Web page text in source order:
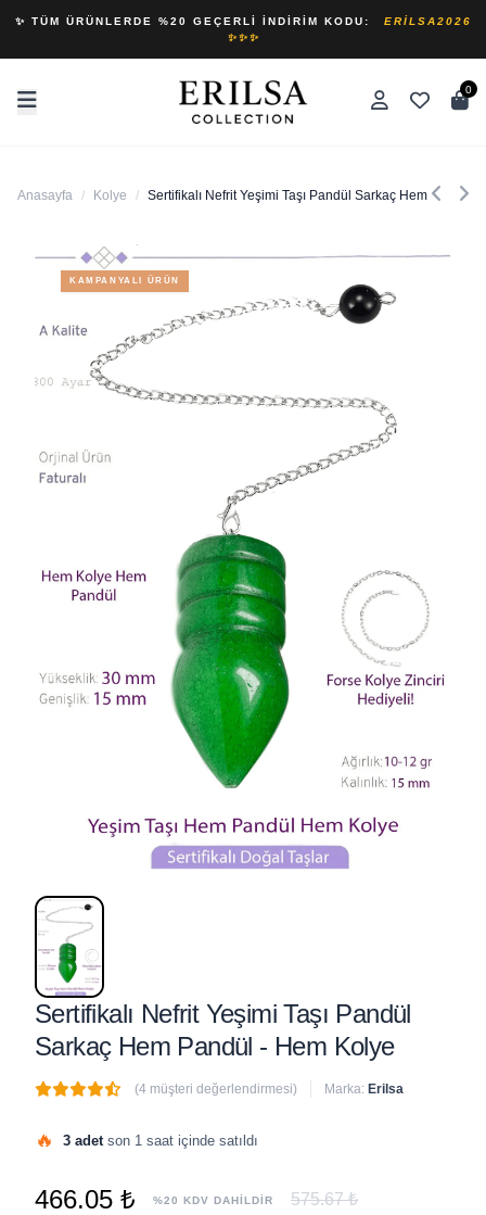
✨ TÜM ÜRÜNLERDE %20 GEÇERLI İNDIRIM KODU:
ERILSA2026
✨✨✨
0
Anasayfa / Kolye / Sertifikalı Nefrit Yeşimi Taşı Pandül Sarkaç Hem Pandül -
KAMPANYALI ÜRÜN
Sertifikalı Nefrit Yeşimi Taşı Pandül
Sarkaç Hem Pandül - Hem Kolye
(4 müşteri değerlendirmesi) Marka: Erilsa
🔥 3 adet son 1 saat içinde satıldı
466.05 ₺ %20 KDV DAHİLDİR 575.67 ₺